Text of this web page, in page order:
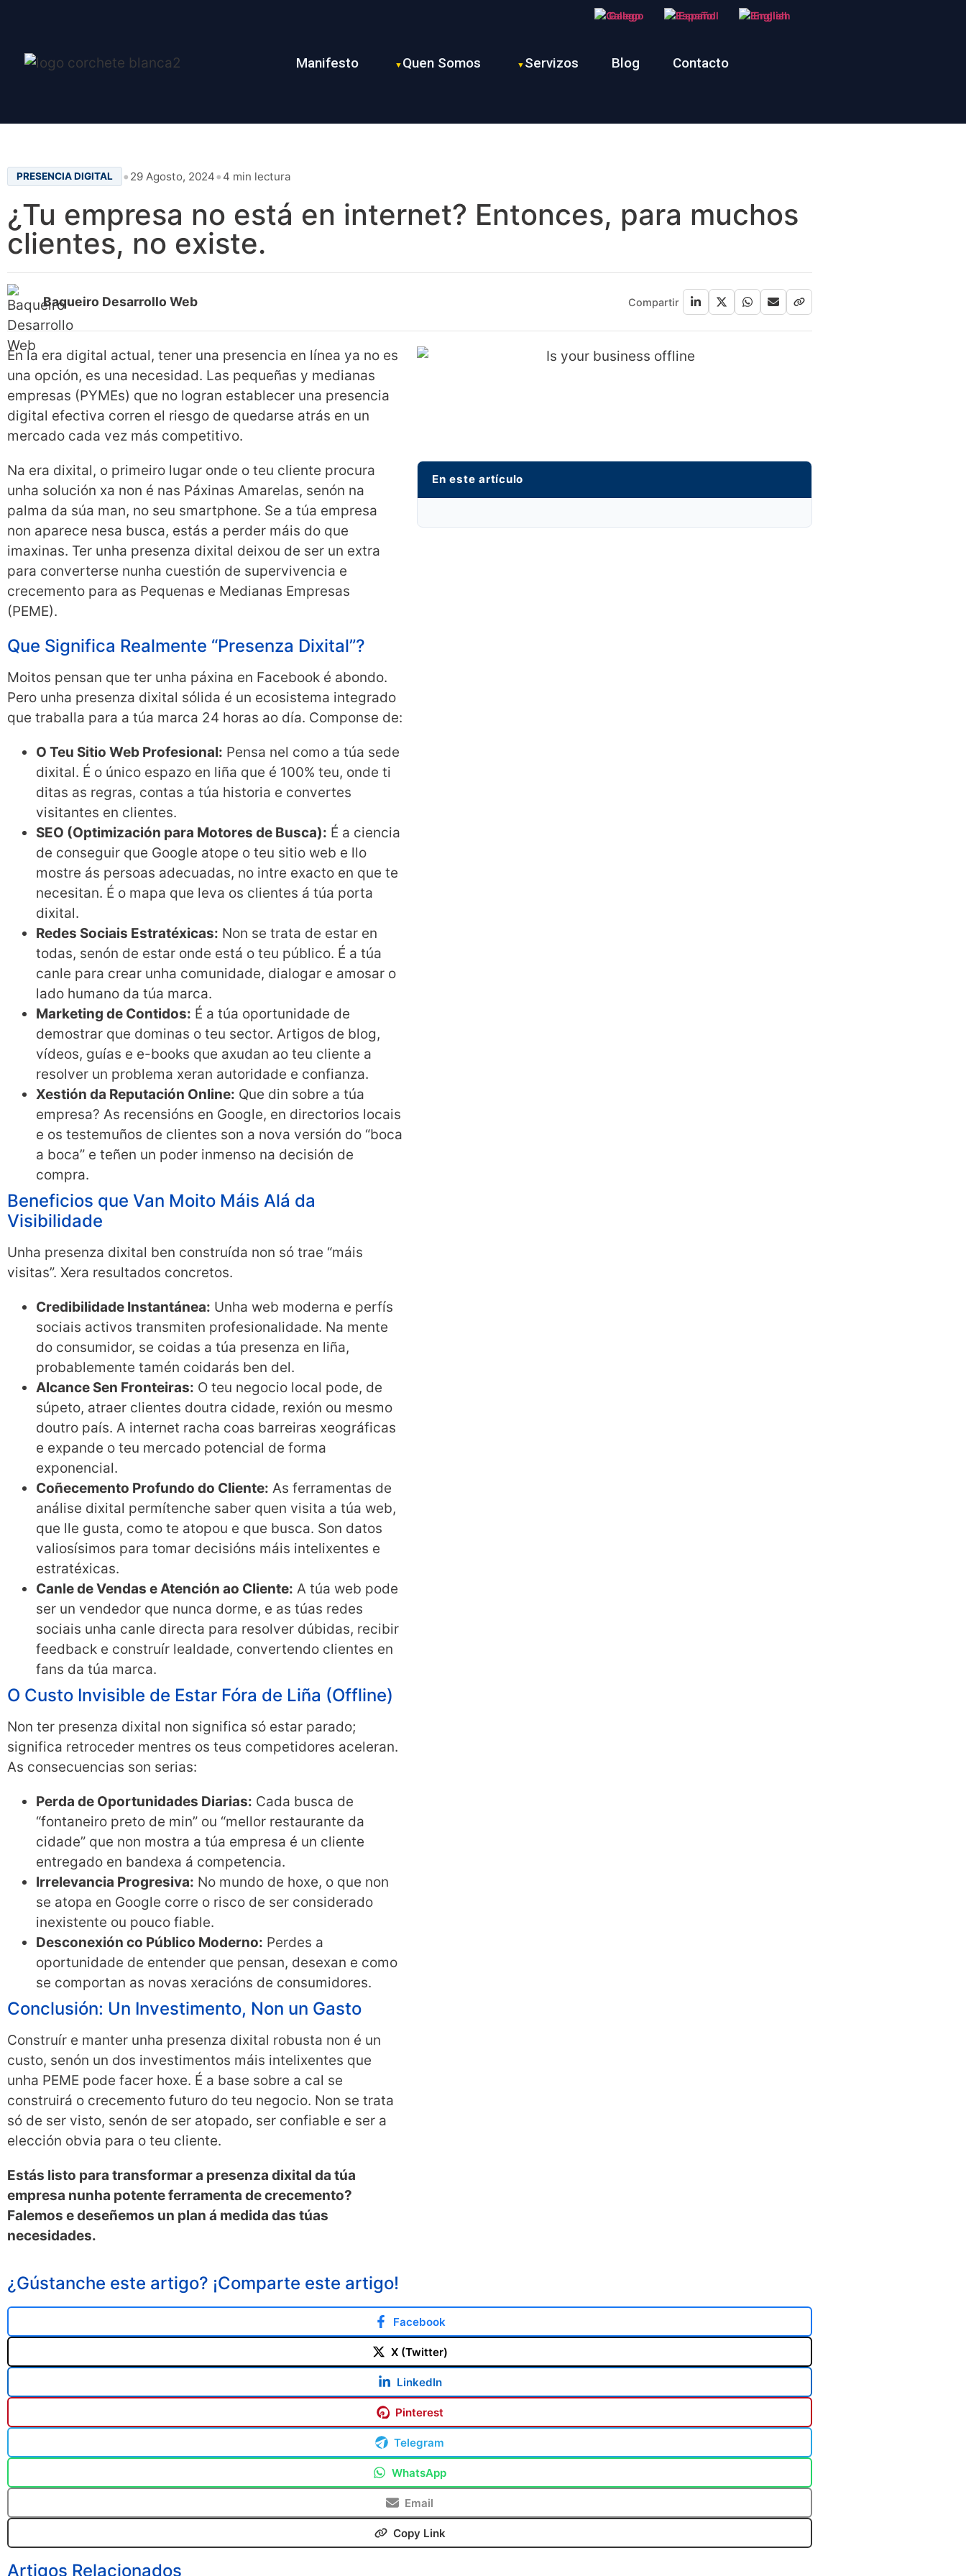
Galego Español English
Manifesto Quen Somos Servizos Blog Contacto
PRESENCIA DIGITAL • 29 Agosto, 2024• 4 min lectura
¿Tu empresa no está en internet? Entonces, para muchos
clientes, no existe.
Baqueiro Desarrollo Web Compartir
En la era digital actual, tener una presencia en línea ya no es
una opción, es una necesidad. Las pequeñas y medianas
empresas (PYMEs) que no logran establecer una presencia
digital efectiva corren el riesgo de quedarse atrás en un
mercado cada vez más competitivo.
Na era dixital, o primeiro lugar onde o teu cliente procura
unha solución xa non é nas Páxinas Amarelas, senón na
palma da súa man, no seu smartphone. Se a túa empresa
non aparece nesa busca, estás a perder máis do que
imaxinas. Ter unha presenza dixital deixou de ser un extra
para converterse nunha cuestión de supervivencia e
crecemento para as Pequenas e Medianas Empresas
(PEME).
Que Significa Realmente “Presenza Dixital”?
Moitos pensan que ter unha páxina en Facebook é abondo.
Pero unha presenza dixital sólida é un ecosistema integrado
que traballa para a túa marca 24 horas ao día. Componse de:
O Teu Sitio Web Profesional: Pensa nel como a túa sede
dixital. É o único espazo en liña que é 100% teu, onde ti
ditas as regras, contas a túa historia e convertes
visitantes en clientes.
SEO (Optimización para Motores de Busca): É a ciencia
de conseguir que Google atope o teu sitio web e llo
mostre ás persoas adecuadas, no intre exacto en que te
necesitan. É o mapa que leva os clientes á túa porta
dixital.
Redes Sociais Estratéxicas: Non se trata de estar en
todas, senón de estar onde está o teu público. É a túa
canle para crear unha comunidade, dialogar e amosar o
lado humano da túa marca.
Marketing de Contidos: É a túa oportunidade de
demostrar que dominas o teu sector. Artigos de blog,
vídeos, guías e e-books que axudan ao teu cliente a
resolver un problema xeran autoridade e confianza.
Xestión da Reputación Online: Que din sobre a túa
empresa? As recensións en Google, en directorios locais
e os testemuños de clientes son a nova versión do “boca
a boca” e teñen un poder inmenso na decisión de
compra.
Beneficios que Van Moito Máis Alá da
Visibilidade
Unha presenza dixital ben construída non só trae “máis
visitas”. Xera resultados concretos.
Credibilidade Instantánea: Unha web moderna e perfís
sociais activos transmiten profesionalidade. Na mente
do consumidor, se coidas a túa presenza en liña,
probablemente tamén coidarás ben del.
Alcance Sen Fronteiras: O teu negocio local pode, de
súpeto, atraer clientes doutra cidade, rexión ou mesmo
doutro país. A internet racha coas barreiras xeográficas
e expande o teu mercado potencial de forma
exponencial.
Coñecemento Profundo do Cliente: As ferramentas de
análise dixital permítenche saber quen visita a túa web,
que lle gusta, como te atopou e que busca. Son datos
valiosísimos para tomar decisións máis intelixentes e
estratéxicas.
Canle de Vendas e Atención ao Cliente: A túa web pode
ser un vendedor que nunca dorme, e as túas redes
sociais unha canle directa para resolver dúbidas, recibir
feedback e construír lealdade, convertendo clientes en
fans da túa marca.
O Custo Invisible de Estar Fóra de Liña (Offline)
Non ter presenza dixital non significa só estar parado;
significa retroceder mentres os teus competidores aceleran.
As consecuencias son serias:
Perda de Oportunidades Diarias: Cada busca de
“fontaneiro preto de min” ou “mellor restaurante da
cidade” que non mostra a túa empresa é un cliente
entregado en bandexa á competencia.
Irrelevancia Progresiva: No mundo de hoxe, o que non
se atopa en Google corre o risco de ser considerado
inexistente ou pouco fiable.
Desconexión co Público Moderno: Perdes a
oportunidade de entender que pensan, desexan e como
se comportan as novas xeracións de consumidores.
Conclusión: Un Investimento, Non un Gasto
Construír e manter unha presenza dixital robusta non é un
custo, senón un dos investimentos máis intelixentes que
unha PEME pode facer hoxe. É a base sobre a cal se
construirá o crecemento futuro do teu negocio. Non se trata
só de ser visto, senón de ser atopado, ser confiable e ser a
elección obvia para o teu cliente.
Estás listo para transformar a presenza dixital da túa
empresa nunha potente ferramenta de crecemento?
Falemos e deseñemos un plan á medida das túas
necesidades.
En este artículo
¿Gústanche este artigo? ¡Comparte este artigo!
Facebook
X (Twitter)
LinkedIn
Pinterest
Telegram
WhatsApp
Email
Copy Link
Artigos Relacionados